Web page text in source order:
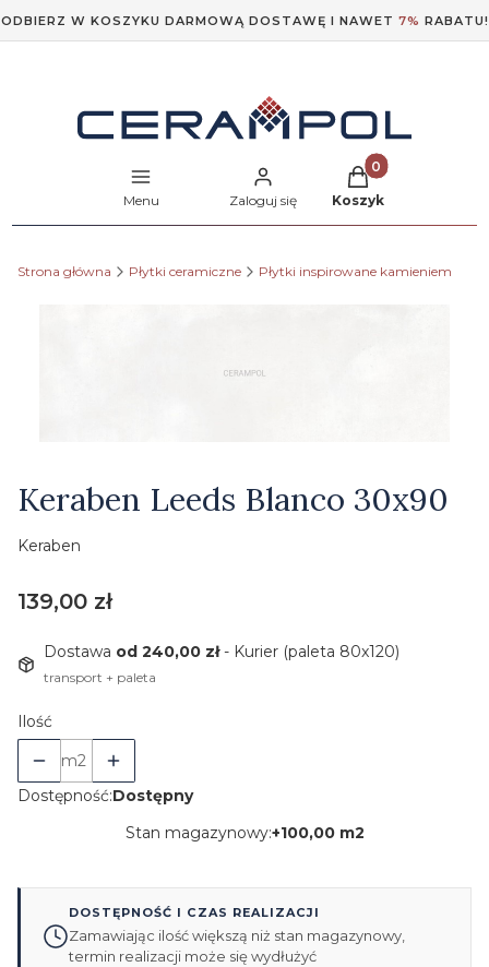
ODBIERZ W KOSZYKU DARMOWĄ DOSTAWĘ I NAWET 7% RABATU!
Menu Zaloguj się
Produkty w
Koszyk
Strona główna Płytki ceramiczne Płytki inspirowane kamieniem
Keraben Leeds Blanco 30x90
Keraben
Cena
139,00 zł
Dostawa od 240,00 zł- Kurier (paleta 80x120)
transport + paleta
Ilość
m2
Dostępność:Dostępny
Stan magazynowy:+100,00 m2
DOSTĘPNOŚĆ I CZAS REALIZACJI
Zamawiając ilość większą niż stan magazynowy,
termin realizacji może się wydłużyć